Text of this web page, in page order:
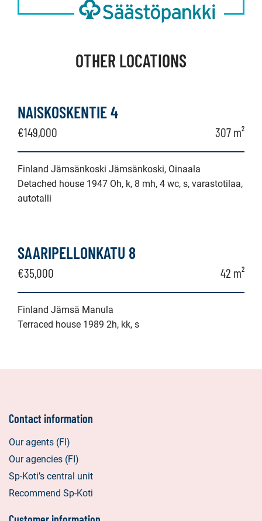
OTHER LOCATIONS
NAISKOSKENTIE 4
€149,000 307 m²
Finland Jämsänkoski Jämsänkoski, Oinaala
Detached house 1947 Oh, k, 8 mh, 4 wc, s, varastotilaa,
autotalli
SAARIPELLONKATU 8
€35,000 42 m²
Finland Jämsä Manula
Terraced house 1989 2h, kk, s
Contact information
Our agents (FI)
Our agencies (FI)
Sp-Koti’s central unit
Recommend Sp-Koti